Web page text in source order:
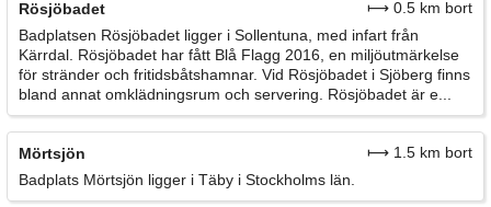
Rösjöbadet
⟼ 0.5 km bort
Badplatsen Rösjöbadet ligger i Sollentuna, med infart från
Kärrdal. Rösjöbadet har fått Blå Flagg 2016, en miljöutmärkelse
för stränder och fritidsbåtshamnar. Vid Rösjöbadet i Sjöberg finns
bland annat omklädningsrum och servering. Rösjöbadet är e...
Mörtsjön
⟼ 1.5 km bort
Badplats Mörtsjön ligger i Täby i Stockholms län.